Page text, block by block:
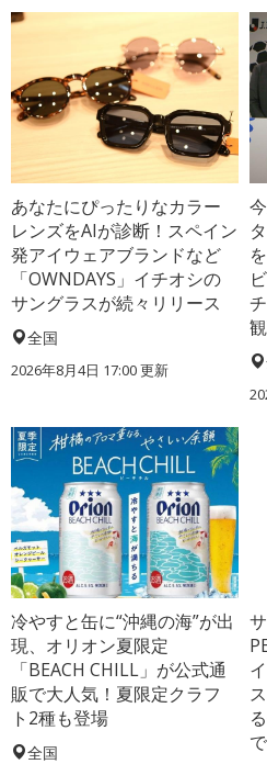
あなたにぴったりなカラー
レンズをAIが診断！スペイン
発アイウェアブランドなど
「OWNDAYS」イチオシの
サングラスが続々リリース
全国
2026年8月4日 17:00更新
冷やすと缶に“沖縄の海”が出
現、オリオン夏限定
「BEACH CHILL」が公式通
販で大人気！夏限定クラフ
ト2種も登場
全国